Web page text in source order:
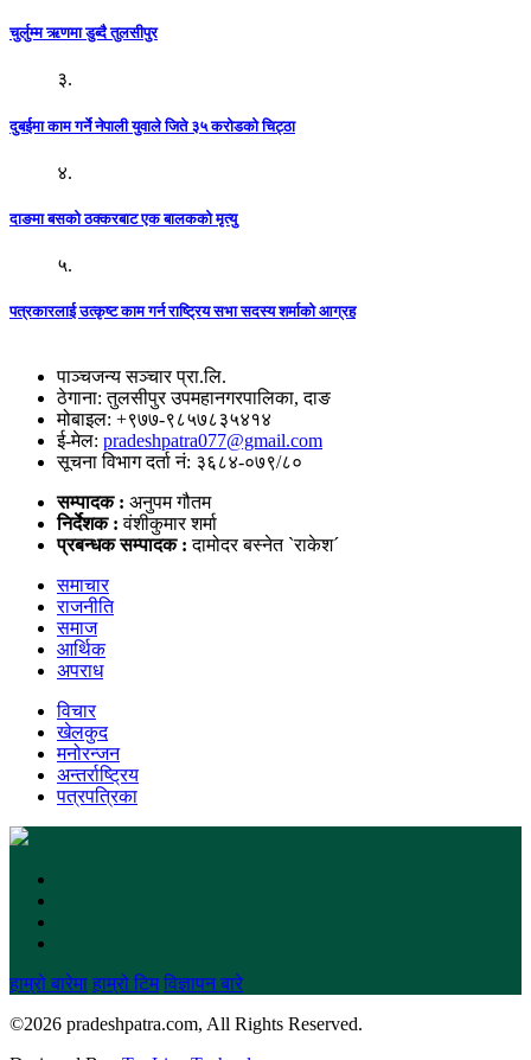
चुर्लुम्म ऋणमा डुब्दै तुलसीपुर
३.
दुबईमा काम गर्ने नेपाली युवाले जिते ३५ करोडको चिट्ठा
४.
दाङमा बसको ठक्करबाट एक बालकको मृत्यु
५.
पत्रकारलाई उत्कृष्ट काम गर्न राष्ट्रिय सभा सदस्य शर्माको आग्रह
पाञ्चजन्य सञ्चार प्रा.लि.
ठेगाना: तुलसीपुर उपमहानगरपालिका, दाङ
मोबाइल: +९७७-९८५७८३५४१४
ई-मेल: pradeshpatra077@gmail.com
सूचना विभाग दर्ता नं: ३६८४-०७९/८०
सम्पादक : अनुपम गौतम
निर्देशक :वंशीकुमार शर्मा
प्रबन्धक सम्पादक :दामोदर बस्नेत `राकेश´
समाचार
राजनीति
समाज
आर्थिक
अपराध
विचार
खेलकुद
मनोरन्जन
अन्तर्राष्ट्रिय
पत्रपत्रिका
हाम्रो बारेमा हाम्रो टिम विज्ञापन बारे
©2026 pradeshpatra.com, All Rights Reserved.